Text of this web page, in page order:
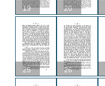
19 20
25 26